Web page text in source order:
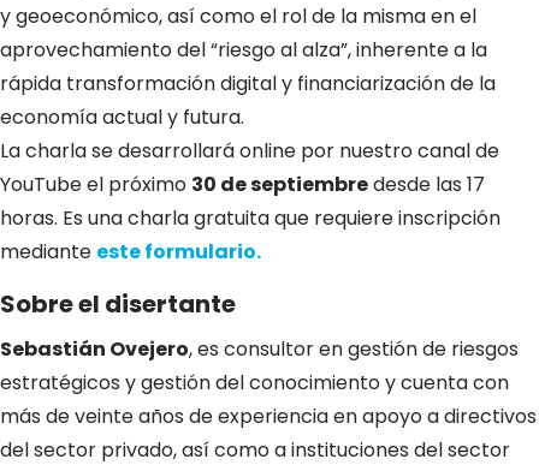
y geoeconómico, así como el rol de la misma en el
aprovechamiento del “riesgo al alza”, inherente a la
rápida transformación digital y financiarización de la
economía actual y futura.
La charla se desarrollará online por nuestro canal de
YouTube el próximo 30 de septiembredesde las 17
horas. Es una charla gratuita que requiere inscripción
mediante este formulario.
Sobre el disertante
Sebastián Ovejero, es consultor en gestión de riesgos
estratégicos y gestión del conocimiento y cuenta con
más de veinte años de experiencia en apoyo a directivos
del sector privado, así como a instituciones del sector